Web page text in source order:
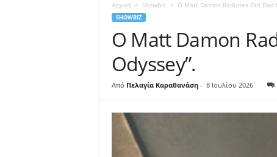
Αρχική Showbiz Ο Matt Damon Radiates Girl Dad
SHOWBIZ
Ο Matt Damon
Odyssey”.
Από Πελαγία Καραθανάση - 8 Ιουλίου 2026